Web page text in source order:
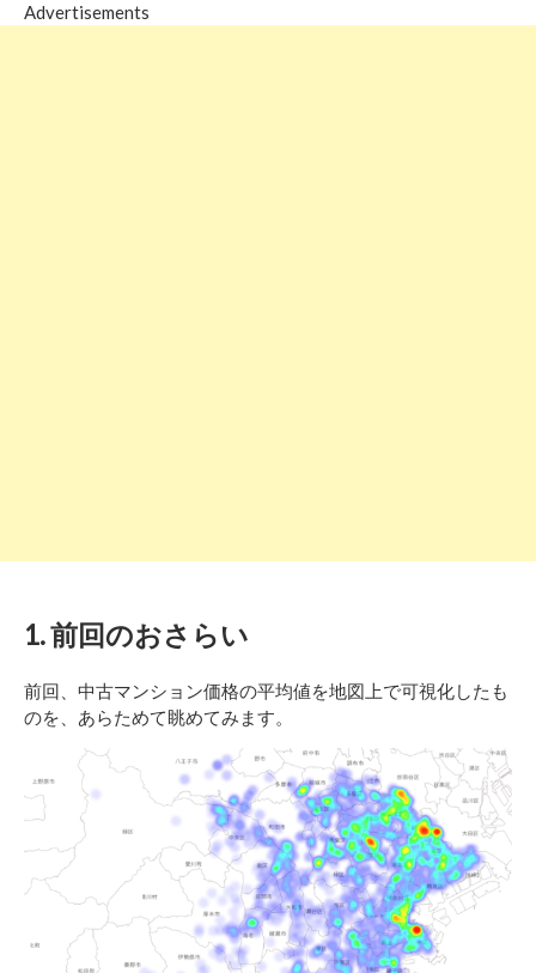
Advertisements
1. 前回のおさらい
前回、中古マンション価格の平均値を地図上で可視化したも
のを、あらためて眺めてみます。